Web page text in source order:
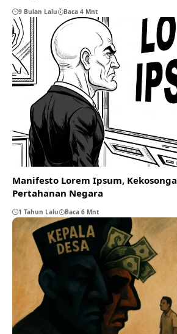
9 Bulan Lalu Baca 4 Mnt
Manifesto Lorem Ipsum,
Pertahanan Negara
1 Tahun Lalu Baca 6 Mnt